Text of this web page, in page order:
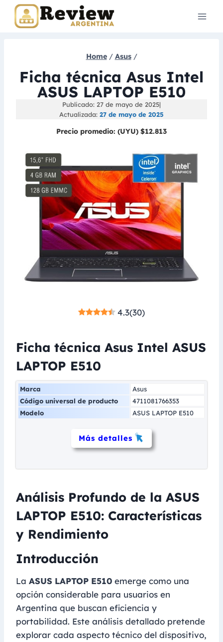
Skip
Home / Asus /
Ficha técnica Asus Intel
ASUS LAPTOP E510
Publicado: 27 de mayo de 2025|
Actualizada: 27 de mayo de 2025
Precio promedio: (UYU) $12.813
4.3(30)
Ficha técnica Asus Intel ASUS
LAPTOP E510
Marca
Asus
Código universal de producto
4711081766353
Modelo
ASUS LAPTOP E510
Más detalles
Análisis Profundo de la ASUS
LAPTOP E510: Características
y Rendimiento
Introducción
La ASUS LAPTOP E510 emerge como una
opción considerable para usuarios en
Argentina que buscan eficiencia y
portabilidad. Este análisis detallado pretende
explorar cada aspecto técnico del dispositivo,